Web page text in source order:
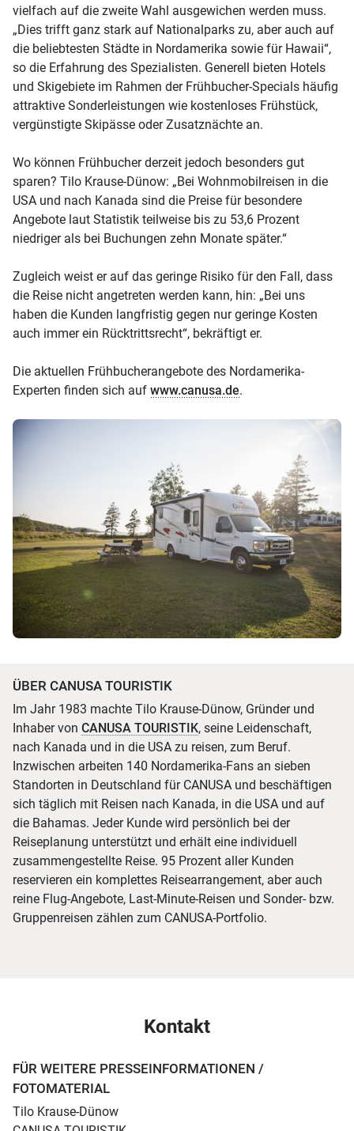
vielfach auf die zweite Wahl ausgewichen werden muss.
„Dies trifft ganz stark auf Nationalparks zu, aber auch auf
die beliebtesten Städte in Nordamerika sowie für Hawaii“,
so die Erfahrung des Spezialisten. Generell bieten Hotels
und Skigebiete im Rahmen der Frühbucher-Specials häufig
attraktive Sonderleistungen wie kostenloses Frühstück,
vergünstigte Skipässe oder Zusatznächte an.
Wo können Frühbucher derzeit jedoch besonders gut
sparen? Tilo Krause-Dünow: „Bei Wohnmobilreisen in die
USA und nach Kanada sind die Preise für besondere
Angebote laut Statistik teilweise bis zu 53,6 Prozent
niedriger als bei Buchungen zehn Monate später.“
Zugleich weist er auf das geringe Risiko für den Fall, dass
die Reise nicht angetreten werden kann, hin: „Bei uns
haben die Kunden langfristig gegen nur geringe Kosten
auch immer ein Rücktrittsrecht“, bekräftigt er.
Die aktuellen Frühbucherangebote des Nordamerika-
Experten finden sich auf www.canusa.de.
ÜBER CANUSA TOURISTIK
Im Jahr 1983 machte Tilo Krause-Dünow, Gründer und
Inhaber von CANUSA TOURISTIK, seine Leidenschaft,
nach Kanada und in die USA zu reisen, zum Beruf.
Inzwischen arbeiten 140 Nordamerika-Fans an sieben
Standorten in Deutschland für CANUSA und beschäftigen
sich täglich mit Reisen nach Kanada, in die USA und auf
die Bahamas. Jeder Kunde wird persönlich bei der
Reiseplanung unterstützt und erhält eine individuell
zusammengestellte Reise. 95 Prozent aller Kunden
reservieren ein komplettes Reisearrangement, aber auch
reine Flug-Angebote, Last-Minute-Reisen und Sonder- bzw.
Gruppenreisen zählen zum CANUSA-Portfolio.
Kontakt
FÜR WEITERE PRESSEINFORMATIONEN /
FOTOMATERIAL
Tilo Krause-Dünow